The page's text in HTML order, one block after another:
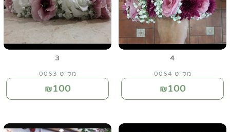
4
מק"ט 0064
₪100
3
מק"ט 0063
₪100